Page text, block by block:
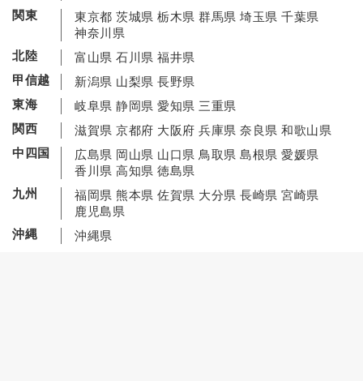
関東
東京都 茨城県 栃木県 群馬県 埼玉県 千葉県
神奈川県
北陸
富山県 石川県 福井県
甲信越
新潟県 山梨県 長野県
東海
岐阜県 静岡県 愛知県 三重県
関西
滋賀県 京都府 大阪府 兵庫県 奈良県 和歌山県
中四国
広島県 岡山県 山口県 鳥取県 島根県 愛媛県
香川県 高知県 徳島県
九州
福岡県 熊本県 佐賀県 大分県 長崎県 宮崎県
鹿児島県
沖縄
沖縄県